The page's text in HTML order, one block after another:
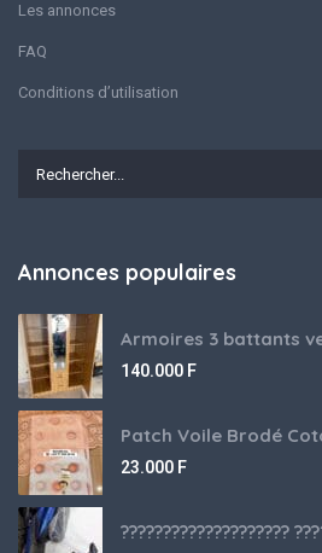
Les annonces
FAQ
Conditions d’utilisation
Annonces populaires
140.000 F
23.000 F